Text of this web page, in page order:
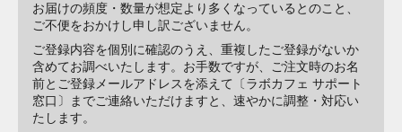
お届けの頻度・数量が想定より多くなっているとのこと、
ご不便をおかけし申し訳ございません。
ご登録内容を個別に確認のうえ、重複したご登録がないか
含めてお調べいたします。お手数ですが、ご注文時のお名
前とご登録メールアドレスを添えて〔ラボカフェ サポート
窓口〕までご連絡いただけますと、速やかに調整・対応い
たします。